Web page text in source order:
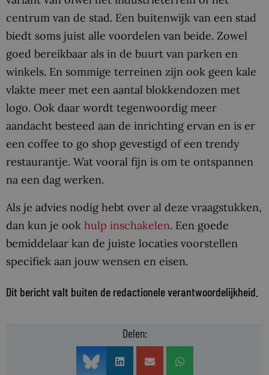
centrum van de stad. Een buitenwijk van een stad
biedt soms juist alle voordelen van beide. Zowel
goed bereikbaar als in de buurt van parken en
winkels. En sommige terreinen zijn ook geen kale
vlakte meer met een aantal blokkendozen met
logo. Ook daar wordt tegenwoordig meer
aandacht besteed aan de inrichting ervan en is er
een coffee to go shop gevestigd of een trendy
restaurantje. Wat vooral fijn is om te ontspannen
na een dag werken.
Als je advies nodig hebt over al deze vraagstukken,
dan kun je ook hulp inschakelen. Een goede
bemiddelaar kan de juiste locaties voorstellen
specifiek aan jouw wensen en eisen.
Dit bericht valt buiten de redactionele verantwoordelijkheid.
Delen: